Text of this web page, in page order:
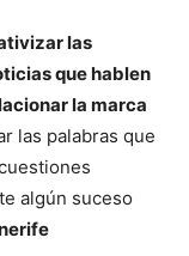
las
que hablen
la marca
las palabras que
algún suceso